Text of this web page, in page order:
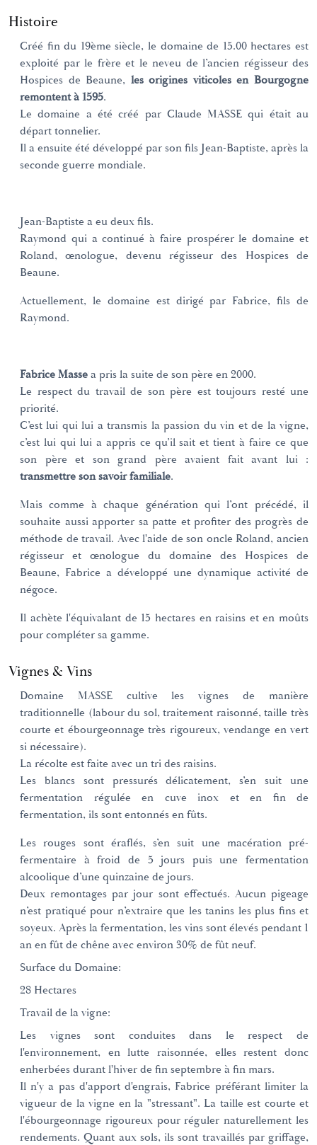
Histoire
Créé fin du 19ème siècle, le domaine de 15.00 hectares est
exploité par le frère et le neveu de l’ancien régisseur des
Hospices de Beaune, les origines viticoles en Bourgogne
remontent à 1595.
Le domaine a été créé par Claude MASSE qui était au
départ tonnelier.
Il a ensuite été développé par son fils Jean-Baptiste, après la
seconde guerre mondiale.
Jean-Baptiste a eu deux fils.
Raymond qui a continué à faire prospérer le domaine et
Roland, œnologue, devenu régisseur des Hospices de
Beaune.
Actuellement, le domaine est dirigé par Fabrice, fils de
Raymond.
Fabrice Massea pris la suite de son père en 2000.
Le respect du travail de son père est toujours resté une
priorité.
C’est lui qui lui a transmis la passion du vin et de la vigne,
c’est lui qui lui a appris ce qu’il sait et tient à faire ce que
son père et son grand père avaient fait avant lui :
transmettre son savoir familiale.
Mais comme à chaque génération qui l’ont précédé, il
souhaite aussi apporter sa patte et profiter des progrès de
méthode de travail. Avec l'aide de son oncle Roland, ancien
régisseur et œnologue du domaine des Hospices de
Beaune, Fabrice a développé une dynamique activité de
négoce.
Il achète l'équivalant de 15 hectares en raisins et en moûts
pour compléter sa gamme.
Vignes & Vins
Domaine MASSE cultive les vignes de manière
traditionnelle (labour du sol, traitement raisonné, taille très
courte et ébourgeonnage très rigoureux, vendange en vert
si nécessaire).
La récolte est faite avec un tri des raisins.
Les blancs sont pressurés délicatement, s’en suit une
fermentation régulée en cuve inox et en fin de
fermentation, ils sont entonnés en fûts.
Les rouges sont éraflés, s’en suit une macération pré-
fermentaire à froid de 5 jours puis une fermentation
alcoolique d’une quinzaine de jours.
Deux remontages par jour sont effectués. Aucun pigeage
n’est pratiqué pour n’extraire que les tanins les plus fins et
soyeux. Après la fermentation, les vins sont élevés pendant 1
an en fût de chêne avec environ 30% de fût neuf.
Surface du Domaine:
28 Hectares
Travail de la vigne:
​Les vignes sont conduites dans le respect de
l'environnement, en lutte raisonnée, elles restent donc
enherbées durant l'hiver de fin septembre à fin mars.
Il n'y a pas d'apport d'engrais, Fabrice préférant limiter la
vigueur de la vigne en la "stressant". La taille est courte et
l'ébourgeonnage rigoureux pour réguler naturellement les
rendements. Quant aux sols, ils sont travaillés par griffage,